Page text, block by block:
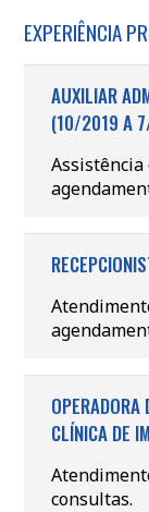
EXPERIÊNCIA
AUXILIAR
(10/2019 A
Assistência
CLÍNICA DE
consultas.